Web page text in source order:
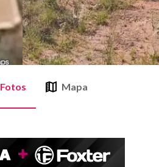
Fotos Mapa